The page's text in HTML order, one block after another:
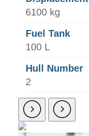
6100 kg
Fuel Tank
100 L
Hull Number
2